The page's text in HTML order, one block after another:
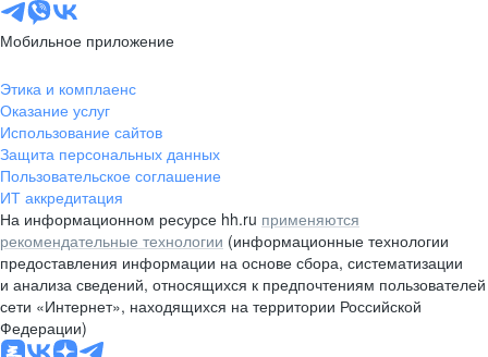
Мобильное приложение
Этика и комплаенс
Оказание услуг
Использование сайтов
Защита персональных данных
Пользовательское соглашение
ИТ аккредитация
На информационном ресурсе hh.ru применяются
рекомендательные технологии (информационные технологии
предоставления информации на основе сбора, систематизации
и анализа сведений, относящихся к предпочтениям пользователей
сети «Интернет», находящихся на территории Российской
Федерации)